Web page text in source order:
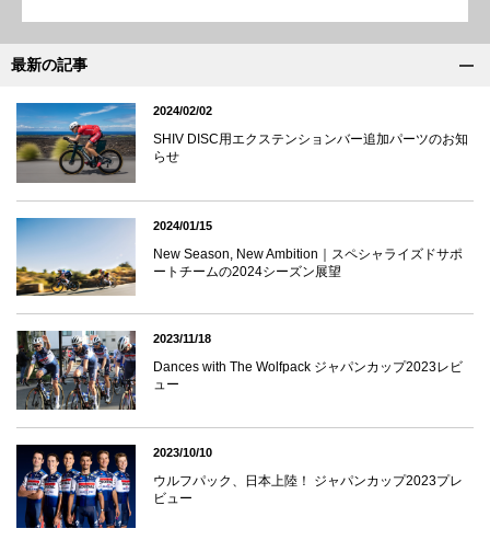
最新の記事
2024/02/02
SHIV DISC用エクステンションバー追加パーツのお知
らせ
2024/01/15
New Season, New Ambition｜スペシャライズドサポ
ートチームの2024シーズン展望
2023/11/18
Dances with The Wolfpack ジャパンカップ2023レビ
ュー
2023/10/10
ウルフパック、日本上陸！ ジャパンカップ2023プレ
ビュー